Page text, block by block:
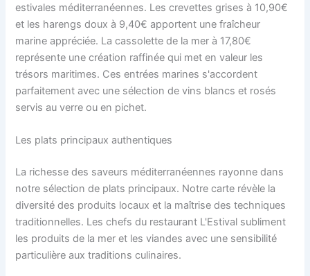
estivales méditerranéennes. Les crevettes grises à 10,90€
et les harengs doux à 9,40€ apportent une fraîcheur
marine appréciée. La cassolette de la mer à 17,80€
représente une création raffinée qui met en valeur les
trésors maritimes. Ces entrées marines s'accordent
parfaitement avec une sélection de vins blancs et rosés
servis au verre ou en pichet.
Les plats principaux authentiques
La richesse des saveurs méditerranéennes rayonne dans
notre sélection de plats principaux. Notre carte révèle la
diversité des produits locaux et la maîtrise des techniques
traditionnelles. Les chefs du restaurant L'Estival subliment
les produits de la mer et les viandes avec une sensibilité
particulière aux traditions culinaires.